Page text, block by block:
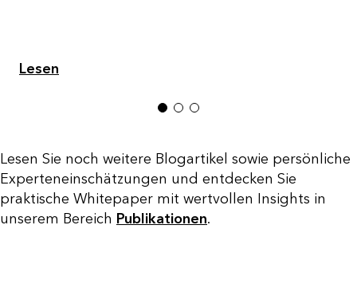
Lesen
1 2 3
Lesen Sie noch weitere Blogartikel sowie persönliche
Experteneinschätzungen und entdecken Sie
praktische Whitepaper mit wertvollen Insights in
unserem Bereich Publikationen.